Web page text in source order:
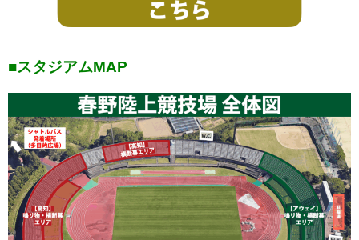
■スタジアムMAP